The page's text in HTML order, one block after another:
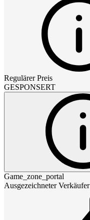
Regulärer Preis
GESPONSERT
Game_zone_portal
Ausgezeichneter Verkäufer